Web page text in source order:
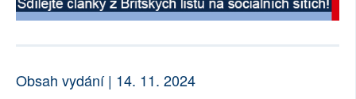
Obsah vydání | 14. 11. 2024